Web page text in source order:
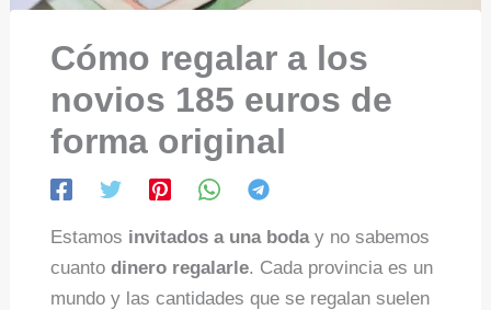
Cómo regalar a los
novios 185 euros de
forma original
Estamos invitados a una boday no sabemos
cuanto dinero regalarle. Cada provincia es un
mundo y las cantidades que se regalan suelen